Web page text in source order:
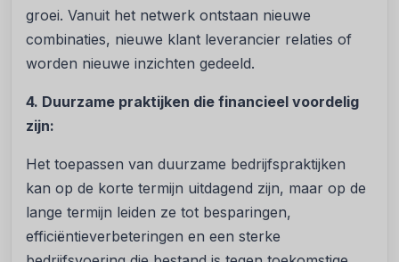
groei. Vanuit het netwerk ontstaan nieuwe
combinaties, nieuwe klant leverancier relaties of
worden nieuwe inzichten gedeeld.
4. Duurzame praktijken die financieel voordelig
zijn:
Het toepassen van duurzame bedrijfspraktijken
kan op de korte termijn uitdagend zijn, maar op de
lange termijn leiden ze tot besparingen,
efficiëntieverbeteringen en een sterke